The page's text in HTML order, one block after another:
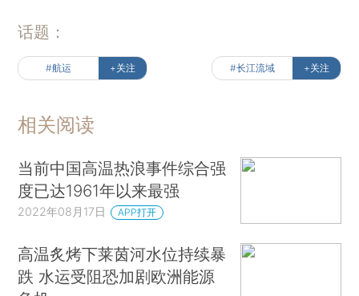
话题：
#航运 +关注 #长江流域 +关注
相关阅读
当前中国高温热浪事件综合强
度已达1961年以来最强
2022年08月17日 APP打开
高温炙烤下莱茵河水位持续暴
跌 水运受阻恐加剧欧洲能源